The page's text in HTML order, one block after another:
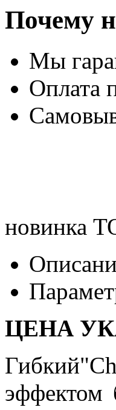
Почему
Мы
Оплата
новинка
ЦЕНА
эффектом